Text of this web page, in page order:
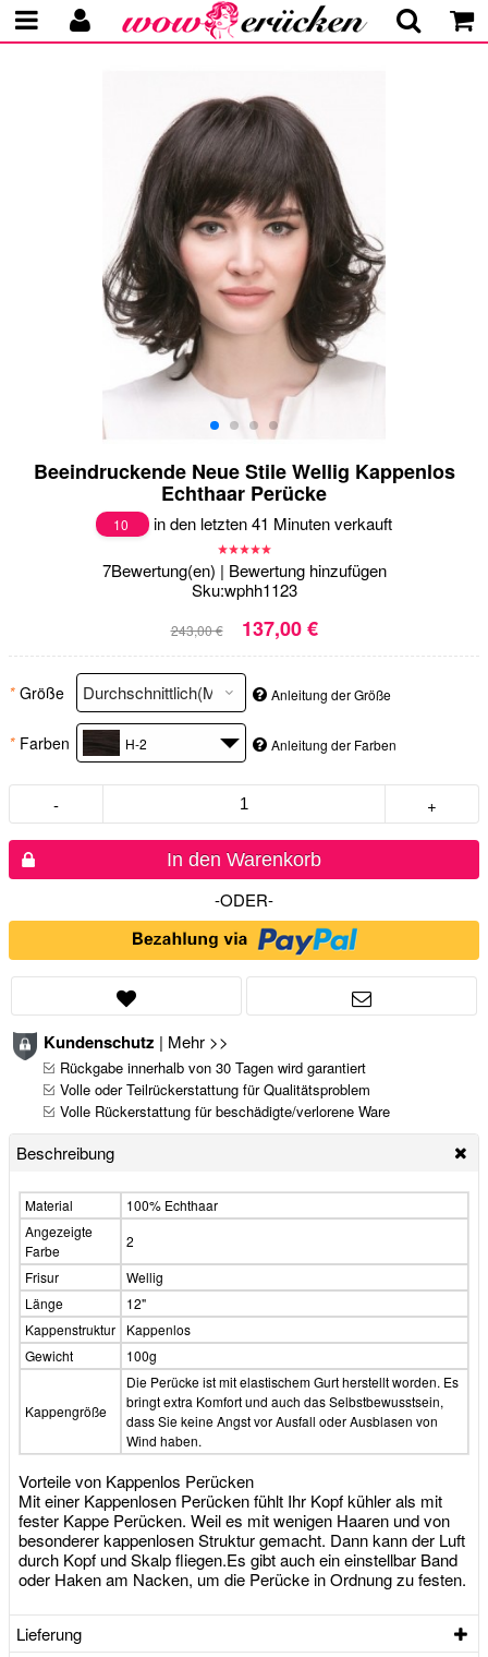
Beeindruckende Neue Stile Wellig Kappenlos
Echthaar Perücke
10 in den letzten 41 Minuten verkauft
7Bewertung(en) | Bewertung hinzufügen
Sku:wphh1123
243,00 € 137,00 €
* Größe Anleitung der Größe
* Farben H-2 Anleitung der Farben
- +
In den Warenkorb
-ODER-
Kundenschutz | Mehr >>
Rückgabe innerhalb von 30 Tagen wird garantiert
Volle oder Teilrückerstattung für Qualitätsproblem
Volle Rückerstattung für beschädigte/verlorene Ware
Beschreibung
Material
100% Echthaar
Angezeigte
Farbe
2
Frisur
Wellig
Länge
12"
Kappenstruktur
Kappenlos
Gewicht
100g
Kappengröße
Die Perücke ist mit elastischem Gurt herstellt worden. Es
bringt extra Komfort und auch das Selbstbewusstsein,
dass Sie keine Angst vor Ausfall oder Ausblasen von
Wind haben.
Vorteile von Kappenlos Perücken
Mit einer Kappenlosen Perücken fühlt Ihr Kopf kühler als mit
fester Kappe Perücken. Weil es mit wenigen Haaren und von
besonderer kappenlosen Struktur gemacht. Dann kann der Luft
durch Kopf und Skalp fliegen.Es gibt auch ein einstellbar Band
oder Haken am Nacken, um die Perücke in Ordnung zu festen.
Lieferung